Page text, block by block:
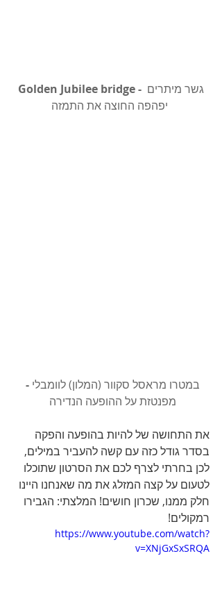
Golden Jubilee bridge - גשר מיתרים
במטרו מראסל סקוור (המלון) לוומבלי -
מפנטזת על ההופעה הנדירה
את התחושה של להיות בהופעה והפקה
בסדר גודל כזה עם קשה להעביר במילים,
לכן בחרתי לצרף לכם את הסרטון שתוכלו
לטעום על קצה המזלג את מה שאנחנו היינו
חלק ממנו, שכרון חושים! המלצתי: הגבירו
רמקולים!
https://www.youtube.com/watch?
v=XNjGxSxSRQA